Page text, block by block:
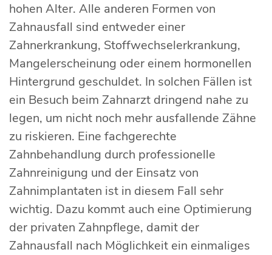
hohen Alter. Alle anderen Formen von
Zahnausfall sind entweder einer
Zahnerkrankung, Stoffwechselerkrankung,
Mangelerscheinung oder einem hormonellen
Hintergrund geschuldet. In solchen Fällen ist
ein Besuch beim Zahnarzt dringend nahe zu
legen, um nicht noch mehr ausfallende Zähne
zu riskieren. Eine fachgerechte
Zahnbehandlung durch professionelle
Zahnreinigung und der Einsatz von
Zahnimplantaten ist in diesem Fall sehr
wichtig. Dazu kommt auch eine Optimierung
der privaten Zahnpflege, damit der
Zahnausfall nach Möglichkeit ein einmaliges